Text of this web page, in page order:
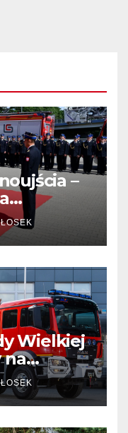
–
Wielkiej
na